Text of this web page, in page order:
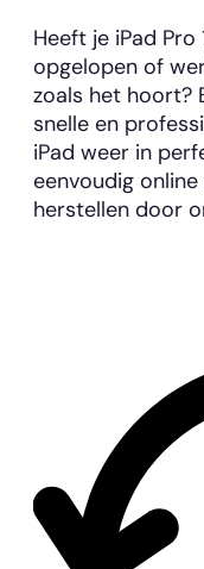
Heeft je iPad Pro
opgelopen of
zoals het hoort?
snelle en
iPad weer in
eenvoudig
herstellen door